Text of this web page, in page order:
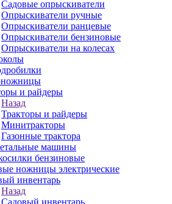
Садовые опрыскиватели
Опрыскиватели ручные
Опрыскиватели ранцевые
Опрыскиватели бензиновые
Опрыскиватели на колесах
и райдеры
Назад
Тракторы и райдеры
Минитракторы
Газонные трактора
машины
бензиновые
ножницы электрические
инвентарь
Назад
Садовый инвентарь